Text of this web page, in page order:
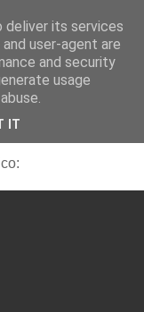
deliver its services
user-agent are
and security
usage
IT